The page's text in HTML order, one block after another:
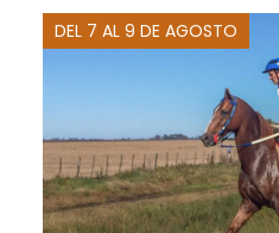
DEL 7 AL 9 DE AGOSTO